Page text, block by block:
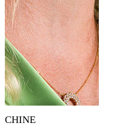
CHINE